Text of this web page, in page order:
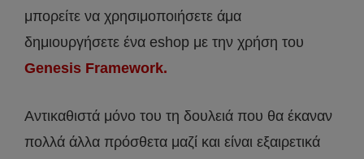
μπορείτε να χρησιμοποιήσετε άμα
δημιουργήσετε ένα eshop με την χρήση του
Genesis Framework.
Αντικαθιστά μόνο του τη δουλειά που θα έκαναν
πολλά άλλα πρόσθετα μαζί και είναι εξαιρετικά